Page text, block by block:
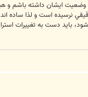
ايشان داشته باشم و هيچ
نرسيده است و لذا ساده
بايد دست به تغييرات